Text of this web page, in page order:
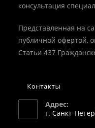
консультация
Представленная на
публичной офертой,
Статьи 437
Контакты
Адрес:
г. Санкт-